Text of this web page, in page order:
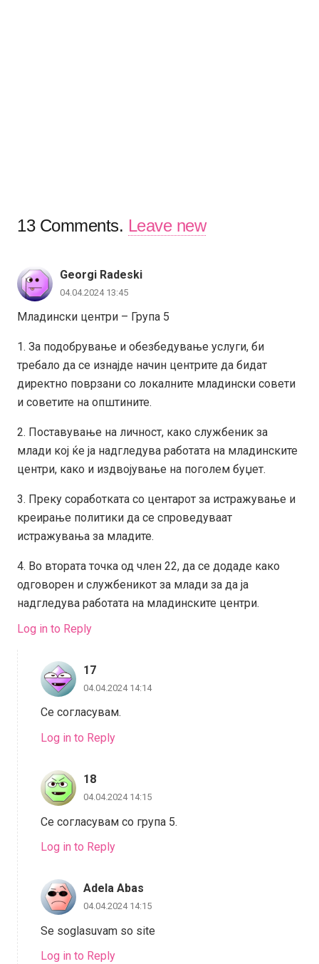
13 Comments. Leave new
Georgi Radeski
04.04.2024 13:45
Младински центри – Група 5
1. За подобрување и обезбедување услуги, би
требало да се изнајде начин центрите да бидат
директно поврзани со локалните младински совети
и советите на општините.
2. Поставување на личност, како службеник за
млади кој ќе ја надгледува работата на младинските
центри, како и издвојување на поголем буџет.
3. Преку соработката со центарот за истражување и
креирање политики да се спроведуваат
истражувања за младите.
4. Во втората точка од член 22, да се додаде како
одговорен и службеникот за млади за да ја
надгледува работата на младинските центри.
Log in to Reply
17
04.04.2024 14:14
Се согласувам.
Log in to Reply
18
04.04.2024 14:15
Се согласувам со група 5.
Log in to Reply
Adela Abas
04.04.2024 14:15
Se soglasuvam so site
Log in to Reply